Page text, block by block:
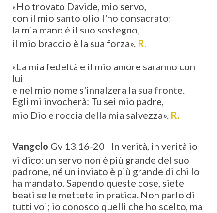
«Ho trovato Davide, mio servo,
con il mio santo olio l'ho consacrato;
la mia mano è il suo sostegno,
il mio braccio è la sua forza». R.
«La mia fedeltà e il mio amore saranno con
lui
e nel mio nome s'innalzerà la sua fronte.
Egli mi invocherà: Tu sei mio padre,
mio Dio e roccia della mia salvezza». R.
Vangelo Gv 13,16-20 | In verità, in verità io
vi dico: un servo non è più grande del suo
padrone, né un inviato è più grande di chi lo
ha mandato. Sapendo queste cose, siete
beati se le mettete in pratica. Non parlo di
tutti voi; io conosco quelli che ho scelto, ma